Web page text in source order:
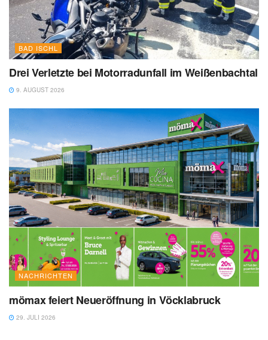
BAD ISCHL
Drei Verletzte bei Motorradunfall im Weißenbachtal
9. AUGUST 2026
NACHRICHTEN
mömax feiert Neueröffnung in Vöcklabruck
29. JULI 2026